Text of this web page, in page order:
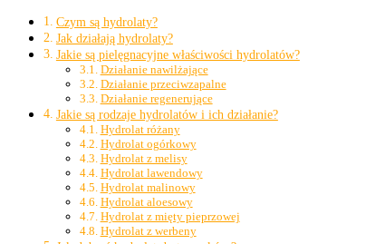
Czym są hydrolaty?
Jak działają hydrolaty?
Jakie są pielęgnacyjne właściwości hydrolatów?
Działanie nawilżające
Działanie przeciwzapalne
Działanie regenerujące
Jakie są rodzaje hydrolatów i ich działanie?
Hydrolat różany
Hydrolat ogórkowy
Hydrolat z melisy
Hydrolat lawendowy
Hydrolat malinowy
Hydrolat aloesowy
Hydrolat z mięty pieprzowej
Hydrolat z werbeny